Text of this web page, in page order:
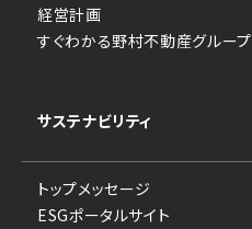
経営計画
すぐわかる野村不動産グループ
サステナビリティ
トップメッセージ
ESGポータルサイト